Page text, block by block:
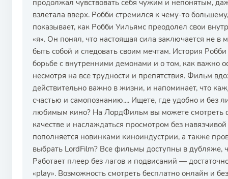
продолжал чувствовать себя чужим и непонятым,
взлетала вверх. Робби стремился к чему-то
показывает, как Робби Уильямс преодолел свои
«я». Он понял, что настоящая сила заключается не в
быть собой и следовать своим мечтам. История
борьбе с внутренними демонами и о том, как важно
несмотря на все трудности и препятствия. Фильм
действительно важно в жизни, и напоминает, что
счастью и самопознанию.... Ищете, где удобно и без
любимым кино? На ЛордФильм вы можете смотреть
качестве и наслаждаться просмотром без
пополняется новинками киноиндустрии, а также
выбрать LordFilm? Все фильмы доступны в дубляже,
Работает плеер без лагов и подвисаний —
«play». Возможность смотреть бесплатно онлайн и